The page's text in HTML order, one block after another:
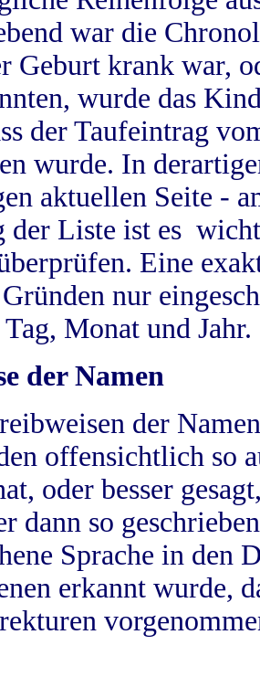
war die
Geburt krank war,
wurde das
der Taufeintrag
wurde. In
aktuellen Seite -
der Liste ist es
Eine
nur
Monat und Jahr.
der Namen
der
offensichtlich so
oder besser
dann so
Sprache in
erkannt wurde,